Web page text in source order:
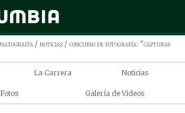
/ noticias / concurso de fotografía: "capturas
La Carrera Noticias
Galería de Videos